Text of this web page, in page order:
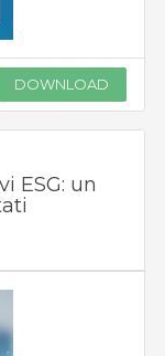
DOWNLOAD
ESG: un